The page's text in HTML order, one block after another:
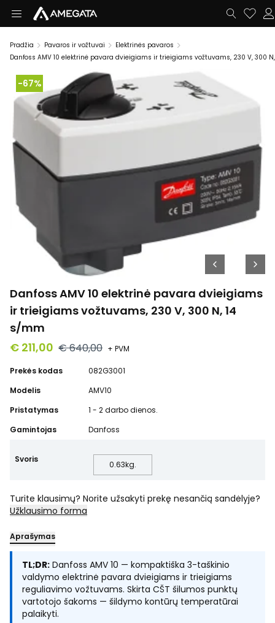
Pradžia Pavaros ir vožtuvai
Elektrinės pavaros
Danfoss AMV 10 elektrinė pavara dvieigiams ir trieigiams vožtuvams, 230 V, 300
-67%
Danfoss AMV 10 elektrinė pavara dvieigiams
ir trieigiams vožtuvams, 230 V, 300 N, 14
s/mm
€ 211,00 € 640,00 + PVM
Prekės kodas
082G3001
Modelis
AMV10
Pristatymas
1 - 2 darbo dienos.
Gamintojas
Danfoss
Svoris
0.63kg.
Turite klausimų? Norite užsakyti prekę nesančią sandėlyje?
Užklausimo forma
Aprašymas
TL;DR: Danfoss AMV 10 — kompaktiška 3-taškinio
valdymo elektrinė pavara dvieigiams ir trieigiams
reguliavimo vožtuvams. Skirta CŠT šilumos punktų
vartotojo šakoms — šildymo kontūrų temperatūrai
palaikyti.